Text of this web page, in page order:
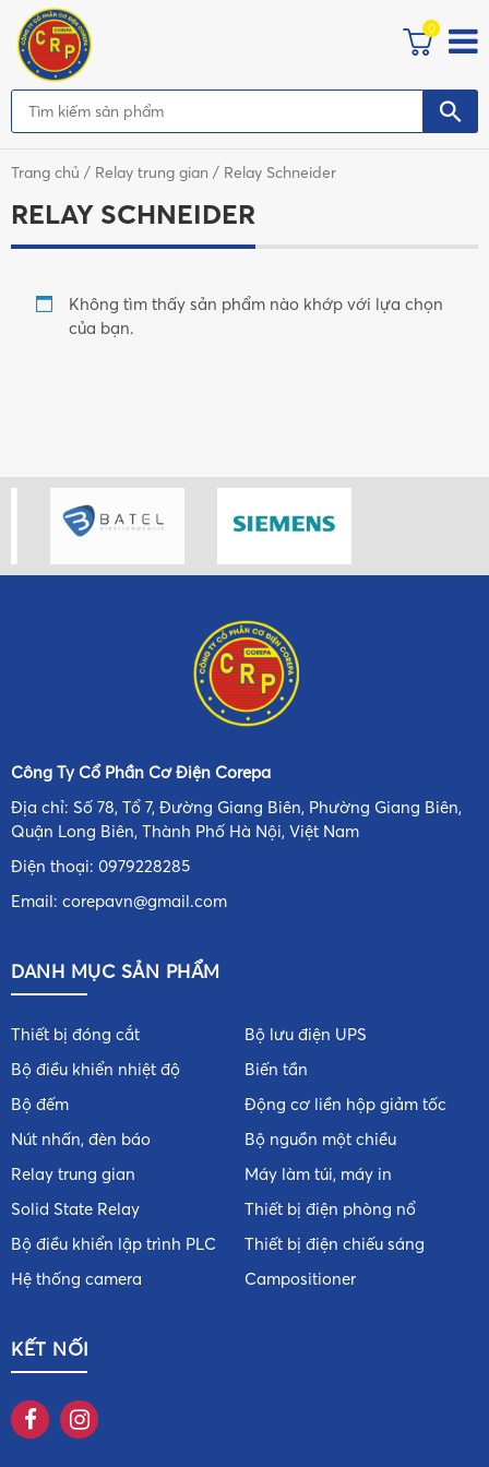
0
Trang chủ / Relay trung gian / Relay Schneider
RELAY SCHNEIDER
Không tìm thấy sản phẩm nào khớp với lựa chọn
của bạn.
Công Ty Cổ Phần Cơ Điện Corepa
Địa chỉ: Số 78, Tổ 7, Đường Giang Biên, Phường Giang Biên,
Quận Long Biên, Thành Phố Hà Nội, Việt Nam
Điện thoại: 0979228285
Email: corepavn@gmail.com
DANH MỤC SẢN PHẨM
Thiết bị đóng cắt
Bộ điều khiển nhiệt độ
Bộ đếm
Nút nhấn, đèn báo
Relay trung gian
Solid State Relay
Bộ điều khiển lập trình PLC
Hệ thống camera
Bộ lưu điện UPS
Biến tần
Động cơ liền hộp giảm tốc
Bộ nguồn một chiều
Máy làm túi, máy in
Thiết bị điện phòng nổ
Thiết bị điện chiếu sáng
Campositioner
KẾT NỐI